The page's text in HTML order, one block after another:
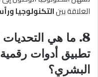
العلاقة بينالتكنولوجيا
8. ما هي
تطبيق أدوات
البشري؟